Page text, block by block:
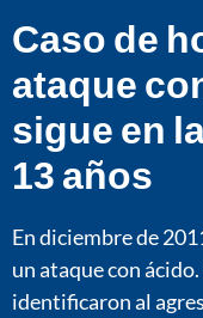
Caso de
ataque
sigue en
13 años
En diciembre de
un ataque con
identificaron al